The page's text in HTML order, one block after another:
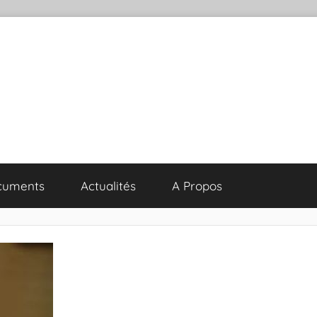
Actualités A Propos